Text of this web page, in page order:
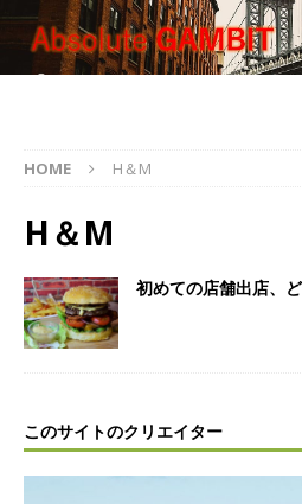
HOME H＆M
H＆M
初めての店舗出店、
このサイトのクリエイター